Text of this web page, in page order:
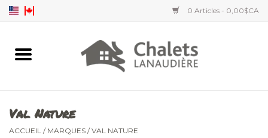
0 Articles - 0,00$CA
Accueil
Vêtements hommes
Val Nature
ACCUEIL / MARQUES /VAL NATURE